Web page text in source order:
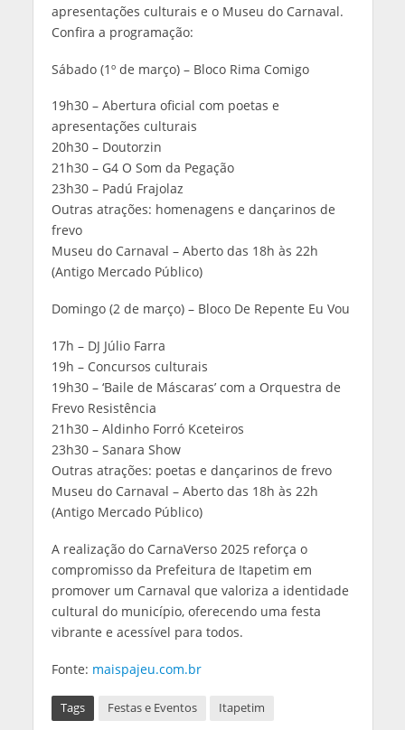
apresentações culturais e o Museu do Carnaval.
Confira a programação:
Sábado (1º de março) – Bloco Rima Comigo
19h30 – Abertura oficial com poetas e
apresentações culturais
20h30 – Doutorzin
21h30 – G4 O Som da Pegação
23h30 – Padú Frajolaz
Outras atrações: homenagens e dançarinos de
frevo
Museu do Carnaval – Aberto das 18h às 22h
(Antigo Mercado Público)
Domingo (2 de março) – Bloco De Repente Eu Vou
17h – DJ Júlio Farra
19h – Concursos culturais
19h30 – ‘Baile de Máscaras’ com a Orquestra de
Frevo Resistência
21h30 – Aldinho Forró Kceteiros
23h30 – Sanara Show
Outras atrações: poetas e dançarinos de frevo
Museu do Carnaval – Aberto das 18h às 22h
(Antigo Mercado Público)
A realização do CarnaVerso 2025 reforça o
compromisso da Prefeitura de Itapetim em
promover um Carnaval que valoriza a identidade
cultural do município, oferecendo uma festa
vibrante e acessível para todos.
Fonte: maispajeu.com.br
Tags Festas e Eventos Itapetim